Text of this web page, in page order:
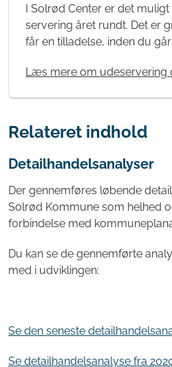
I Solrød Center er det
servering året rundt. Det er
får en tilladelse, inden du
Læs mere om udeservering
Relateret indhold
Detailhandelsanalyser
Der gennemføres løbende
Solrød Kommune som helhed
forbindelse med
Du kan se de gennemførte
med i udviklingen:
Se den seneste
Se detailhandelsanalyse fra